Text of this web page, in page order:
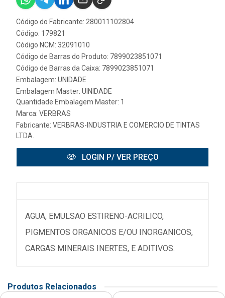
Código do Fabricante: 280011102804
Código: 179821
Código NCM: 32091010
Código de Barras do Produto: 7899023851071
Código de Barras da Caixa: 7899023851071
Embalagem: UNIDADE
Embalagem Master: UINIDADE
Quantidade Embalagem Master: 1
Marca: VERBRAS
Fabricante: VERBRAS-INDUSTRIA E COMERCIO DE TINTAS
LTDA.
LOGIN P/ VER PREÇO
AGUA, EMULSAO ESTIRENO-ACRILICO,
PIGMENTOS ORGANICOS E/OU INORGANICOS,
CARGAS MINERAIS INERTES, E ADITIVOS.
Produtos Relacionados